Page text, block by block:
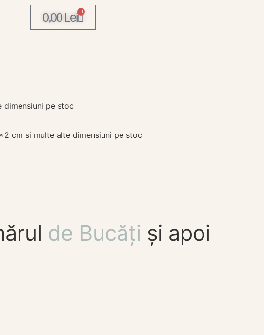
0,00Lei 0
dimensiuni pe stoc
cm si multe alte dimensiuni pe stoc
de Bucăți și apoi